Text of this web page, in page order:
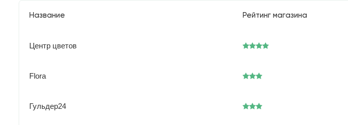
Название Рейтинг магазина
Центр цветов
Flora
Гульдер24